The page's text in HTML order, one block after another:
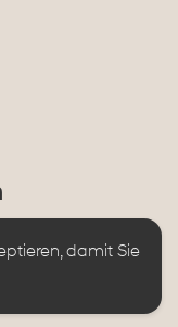
damit Sie